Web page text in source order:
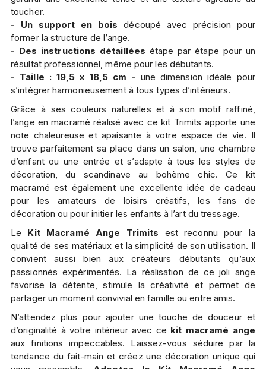
toucher.
- Un support en bois découpé avec précision pour
former la structure de l’ange.
- Des instructions détaillées étape par étape pour un
résultat professionnel, même pour les débutants.
- Taille : 19,5 x 18,5 cm - une dimension idéale pour
s’intégrer harmonieusement à tous types d’intérieurs.
Grâce à ses couleurs naturelles et à son motif raffiné,
l’ange en macramé réalisé avec ce kit Trimits apporte une
note chaleureuse et apaisante à votre espace de vie. Il
trouve parfaitement sa place dans un salon, une chambre
d’enfant ou une entrée et s’adapte à tous les styles de
décoration, du scandinave au bohème chic. Ce kit
macramé est également une excellente idée de cadeau
pour les amateurs de loisirs créatifs, les fans de
décoration ou pour initier les enfants à l’art du tressage.
Le Kit Macramé Ange Trimits est reconnu pour la
qualité de ses matériaux et la simplicité de son utilisation. Il
convient aussi bien aux créateurs débutants qu’aux
passionnés expérimentés. La réalisation de ce joli ange
favorise la détente, stimule la créativité et permet de
partager un moment convivial en famille ou entre amis.
N’attendez plus pour ajouter une touche de douceur et
d’originalité à votre intérieur avec ce kit macramé ange
aux finitions impeccables. Laissez-vous séduire par la
tendance du fait-main et créez une décoration unique qui